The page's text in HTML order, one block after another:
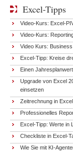
Excel-Tipps
Video-Kurs: Excel-
Video-Kurs:
Video Kurs:
Excel-Tipp: Kreise
Einen
Upgrade von Excel
einsetzen
Zeitrechnung in
Professionelles
Excel-Tipp: Werte in
Checkliste in Excel-
Wie Sie mit KI-